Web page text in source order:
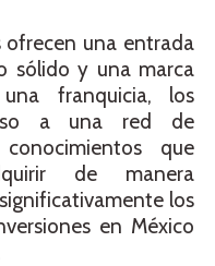
ofrecen una entrada
sólido y una marca
franquicia, los
a una red de
que
de manera
los
en México